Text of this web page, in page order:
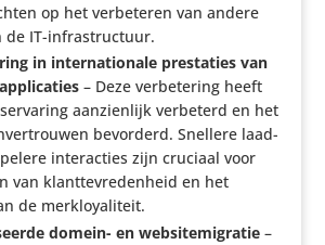
op het verbe­teren van andere
de IT-infrastructuur.
in inter­na­ti­o­nale pres­ta­ties van
– Deze verbe­te­ring heeft
aanzien­lijk verbeterd en het
bevorderd. Snellere laad­
inter­ac­ties zijn cruciaal voor
van klant­te­vre­den­heid en het
de merkloyaliteit.
domein- en websi­te­mi­gratie–